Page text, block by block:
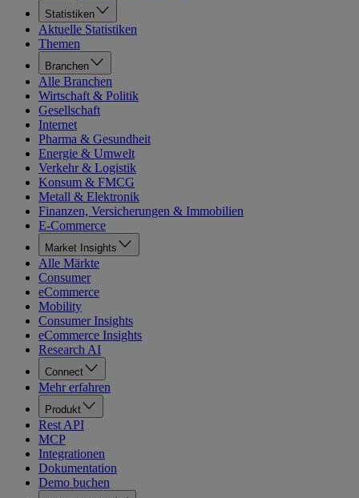
Statistiken
Aktuelle Statistiken
Themen
Branchen
Alle Branchen
Wirtschaft & Politik
Gesellschaft
Internet
Pharma & Gesundheit
Energie & Umwelt
Verkehr & Logistik
Konsum & FMCG
Metall & Elektronik
Finanzen, Versicherungen & Immobilien
E-Commerce
Market Insights
Alle Märkte
Consumer
eCommerce
Mobility
Consumer Insights
eCommerce Insights
Research AI
Connect
Mehr erfahren
Produkt
Rest API
MCP
Integrationen
Dokumentation
Demo buchen